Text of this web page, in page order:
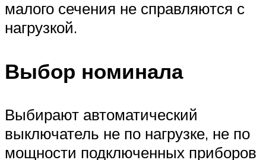
малого сечения не справляются с
нагрузкой.
Выбор номинала
Выбирают автоматический
выключатель не по нагрузке, не по
мощности подключенных приборов